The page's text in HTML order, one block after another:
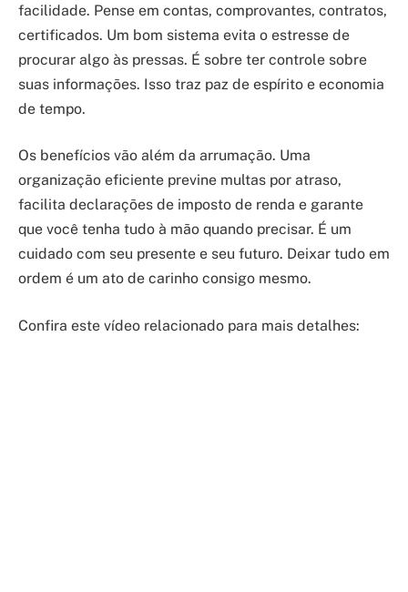
facilidade. Pense em contas, comprovantes, contratos,
certificados. Um bom sistema evita o estresse de
procurar algo às pressas. É sobre ter controle sobre
suas informações. Isso traz paz de espírito e economia
de tempo.
Os benefícios vão além da arrumação. Uma
organização eficiente previne multas por atraso,
facilita declarações de imposto de renda e garante
que você tenha tudo à mão quando precisar. É um
cuidado com seu presente e seu futuro. Deixar tudo em
ordem é um ato de carinho consigo mesmo.
Confira este vídeo relacionado para mais detalhes: